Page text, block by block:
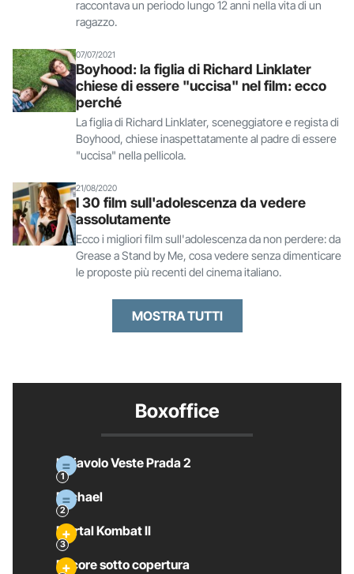
raccontava un periodo lungo 12 anni nella vita di un
ragazzo.
07/07/2021
Boyhood: la figlia di Richard Linklater
chiese di essere "uccisa" nel film: ecco
perché
La figlia di Richard Linklater, sceneggiatore e regista di
Boyhood, chiese inaspettatamente al padre di essere
"uccisa" nella pellicola.
21/08/2020
I 30 film sull'adolescenza da vedere
assolutamente
Ecco i migliori film sull'adolescenza da non perdere: da
Grease a Stand by Me, cosa vedere senza dimenticare
le proposte più recenti del cinema italiano.
MOSTRA TUTTI
Boxoffice
Il Diavolo Veste Prada 2
Michael
Mortal Kombat II
Pecore sotto copertura